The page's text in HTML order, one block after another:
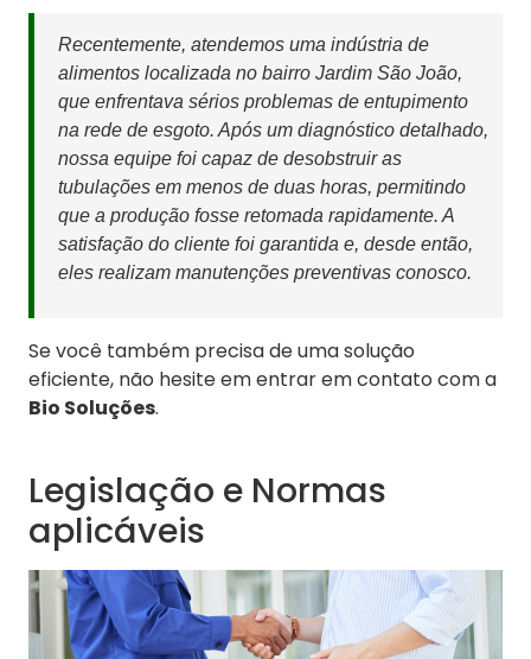
Recentemente, atendemos uma indústria de
alimentos localizada no bairro Jardim São João,
que enfrentava sérios problemas de entupimento
na rede de esgoto. Após um diagnóstico detalhado,
nossa equipe foi capaz de desobstruir as
tubulações em menos de duas horas, permitindo
que a produção fosse retomada rapidamente. A
satisfação do cliente foi garantida e, desde então,
eles realizam manutenções preventivas conosco.
Se você também precisa de uma solução
eficiente, não hesite em entrar em contato com a
Bio Soluções.
Legislação e Normas
aplicáveis